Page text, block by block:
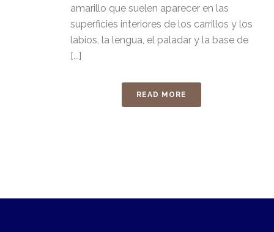
amarillo que suelen aparecer en las
superficies interiores de los carrillos y los
labios, la lengua, el paladar y la base de
[...]
READ MORE